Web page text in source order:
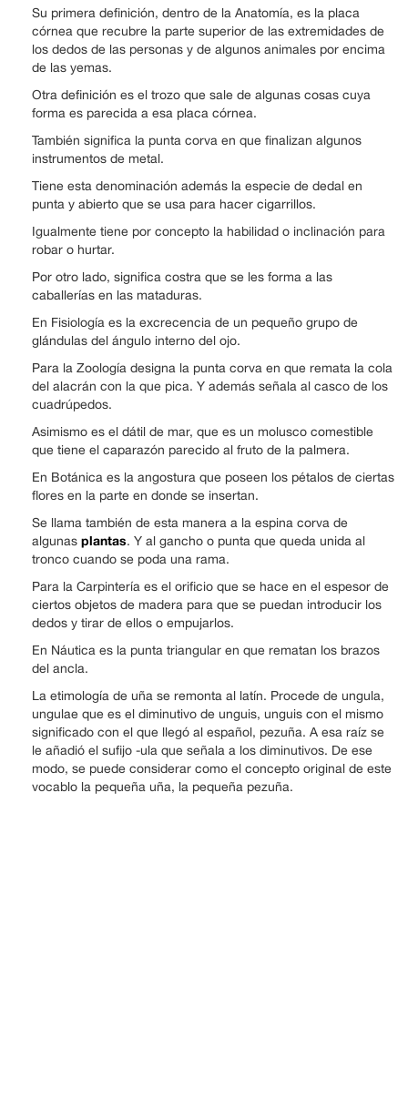
Su primera definición, dentro de la Anatomía, es la placa
córnea que recubre la parte superior de las extremidades de
los dedos de las personas y de algunos animales por encima
de las yemas.
Otra definición es el trozo que sale de algunas cosas cuya
forma es parecida a esa placa córnea.
También significa la punta corva en que finalizan algunos
instrumentos de metal.
Tiene esta denominación además la especie de dedal en
punta y abierto que se usa para hacer cigarrillos.
Igualmente tiene por concepto la habilidad o inclinación para
robar o hurtar.
Por otro lado, significa costra que se les forma a las
caballerías en las mataduras.
En Fisiología es la excrecencia de un pequeño grupo de
glándulas del ángulo interno del ojo.
Para la Zoología designa la punta corva en que remata la cola
del alacrán con la que pica. Y además señala al casco de los
cuadrúpedos.
Asimismo es el dátil de mar, que es un molusco comestible
que tiene el caparazón parecido al fruto de la palmera.
En Botánica es la angostura que poseen los pétalos de ciertas
flores en la parte en donde se insertan.
Se llama también de esta manera a la espina corva de
algunas plantas. Y al gancho o punta que queda unida al
tronco cuando se poda una rama.
Para la Carpintería es el orificio que se hace en el espesor de
ciertos objetos de madera para que se puedan introducir los
dedos y tirar de ellos o empujarlos.
En Náutica es la punta triangular en que rematan los brazos
del ancla.
La etimología de uña se remonta al latín. Procede de ungula,
ungulae que es el diminutivo de unguis, unguis con el mismo
significado con el que llegó al español, pezuña. A esa raíz se
le añadió el sufijo -ula que señala a los diminutivos. De ese
modo, se puede considerar como el concepto original de este
vocablo la pequeña uña, la pequeña pezuña.